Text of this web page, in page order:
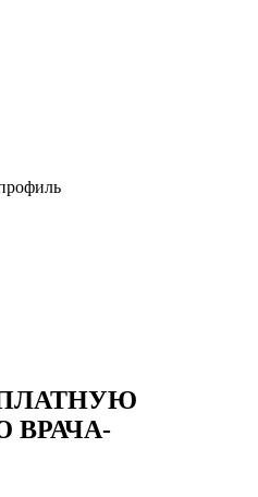
ВРАЧА-